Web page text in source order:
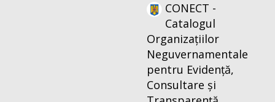
CONECT -
Catalogul
Organizațiilor
Neguvernamentale
pentru Evidență,
Consultare și